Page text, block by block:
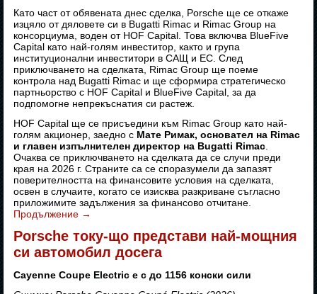
Като част от обявената днес сделка, Porsche ще се откаже
изцяло от дяловете си в Bugatti Rimac и Rimac Group на
консорциума, воден от HOF Capital. Това включва BlueFive
Capital като най-голям инвеститор, както и група
институционални инвеститори в САЩ и ЕС. След
приключването на сделката, Rimac Group ще поеме
контрола над Bugatti Rimac и ще сформира стратегическо
партньорство с HOF Capital и BlueFive Capital, за да
подпомогне непрекъснатия си растеж.
HOF Capital ще се присъедини към Rimac Group като най-
голям акционер, заедно с Мате Римак, основател на Rimac
и главен изпълнителен директор на Bugatti Rimac.
Очаква се приключването на сделката да се случи преди
края на 2026 г. Страните са се споразумели да запазят
поверителността на финансовите условия на сделката,
освен в случаите, когато се изисква разкриване съгласно
приложимите задължения за финансово отчитане.
Продължение →
Porsche току-що представи най-мощния
си автомобил досега
Cayenne Coupe Electric е с до 1156 конски сили